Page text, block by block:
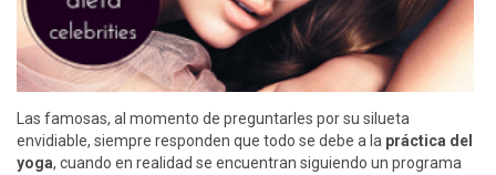
Las famosas, al momento de preguntarles por su silueta
envidiable, siempre responden que todo se debe a la práctica del
yoga, cuando en realidad se encuentran siguiendo un programa